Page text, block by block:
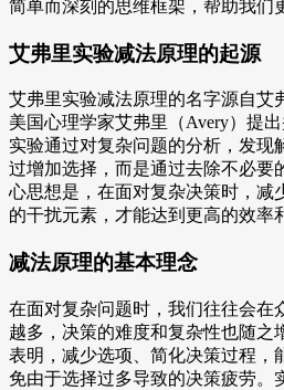
简单而深刻的思维框架，帮助我们
艾弗里实验减法原理的起源
艾弗里实验减法原理的名字源自艾
美国心理学家艾弗里（Avery）提
实验通过对复杂问题的分析，发现
过增加选择，而是通过去除不必要
心思想是，在面对复杂决策时，减
的干扰元素，才能达到更高的效率
减法原理的基本理念
在面对复杂问题时，我们往往会在
越多，决策的难度和复杂性也随之
表明，减少选项、简化决策过程，
免由于选择过多导致的决策疲劳。